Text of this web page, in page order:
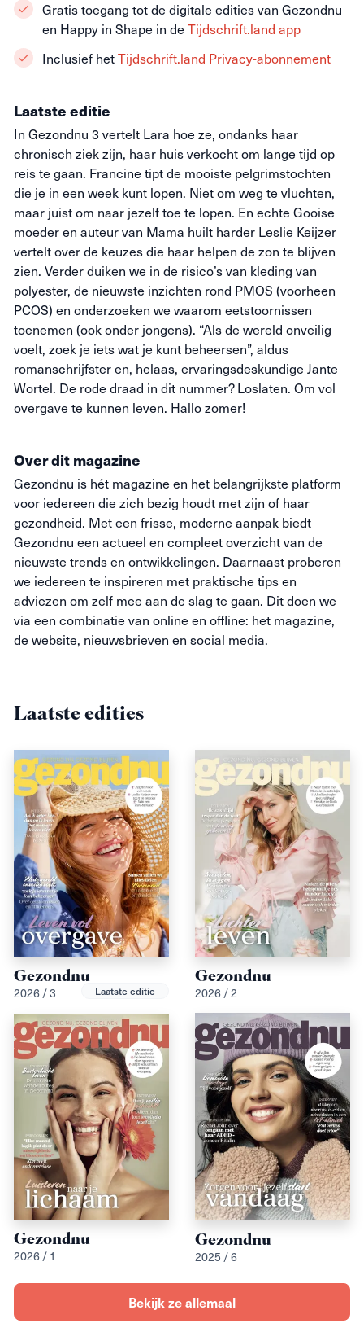
Laatste editie
In Gezondnu 3 vertelt Lara hoe ze, ondanks haar
chronisch ziek zijn, haar huis verkocht om lange tijd op
reis te gaan. Francine tipt de mooiste pelgrimstochten
die je in een week kunt lopen. Niet om weg te vluchten,
maar juist om naar jezelf toe te lopen. En echte Gooise
moeder en auteur van Mama huilt harder Leslie Keijzer
vertelt over de keuzes die haar helpen de zon te blijven
zien. Verder duiken we in de risico’s van kleding van
polyester, de nieuwste inzichten rond PMOS (voorheen
PCOS) en onderzoeken we waarom eetstoornissen
toenemen (ook onder jongens). “Als de wereld onveilig
voelt, zoek je iets wat je kunt beheersen”, aldus
romanschrijfster en, helaas, ervaringsdeskundige Jante
Wortel. De rode draad in dit nummer? Loslaten. Om vol
overgave te kunnen leven. Hallo zomer!
Over dit magazine
Gezondnu is hét magazine en het belangrijkste platform
voor iedereen die zich bezig houdt met zijn of haar
gezondheid. Met een frisse, moderne aanpak biedt
Gezondnu een actueel en compleet overzicht van de
nieuwste trends en ontwikkelingen. Daarnaast proberen
we iedereen te inspireren met praktische tips en
adviezen om zelf mee aan de slag te gaan. Dit doen we
via een combinatie van online en offline: het magazine,
de website, nieuwsbrieven en social media.
Gratis toegang tot de digitale edities van Gezondnu
en Happy in Shape in de Tijdschrift.land app
Inclusief hetTijdschrift.land Privacy-abonnement
Laatste edities
Gezondnu
2026 / 3 Laatste editie
Gezondnu
2026 / 2
Gezondnu
2026 / 1
Gezondnu
2025 / 6
Bekijk ze allemaal